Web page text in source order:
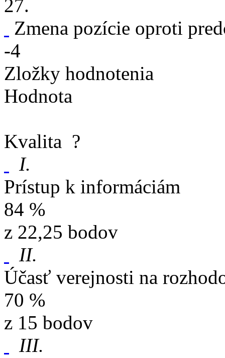
27.
Zmena pozície oproti
-4
Zložky hodnotenia
Hodnota
Kvalita ?
I.
Prístup k informáciám
84 %
z 22,25 bodov
II.
Účasť verejnosti na
70 %
z 15 bodov
III.